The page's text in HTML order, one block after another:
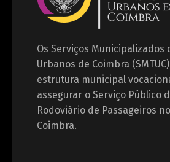
Os Serviços Municipalizados
Urbanos de Coimbra
estrutura municipal
assegurar o Serviço Público
Rodoviário de Passageiros
Coimbra.